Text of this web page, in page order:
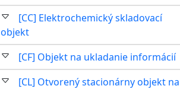
[CC] Elektrochemický skladovací
objekt
[CF] Objekt na ukladanie informácií
[CL] Otvorený stacionárny objekt na